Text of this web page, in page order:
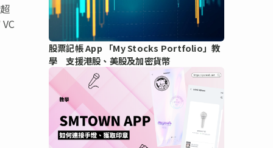
股票記帳 App 「My Stocks Portfolio」教
學 支援港股、美股及加密貨幣